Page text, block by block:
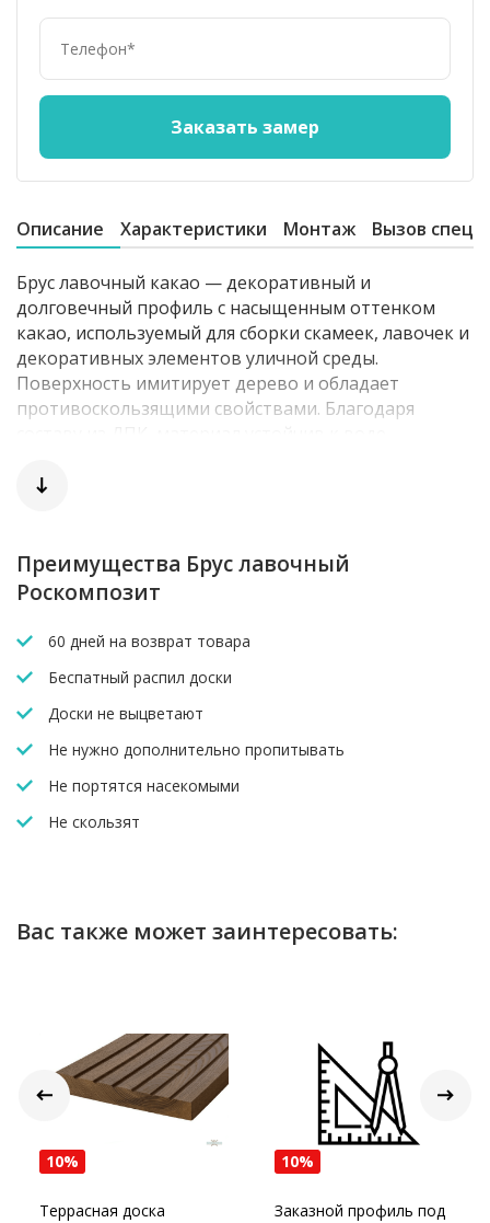
Описание Характеристики Монтаж Вызов
Брус лавочный какао — декоративный и
долговечный профиль с насыщенным оттенком
какао, используемый для сборки скамеек, лавочек и
декоративных элементов уличной среды.
Поверхность имитирует дерево и обладает
противоскользящими свойствами. Благодаря
использования на открытом воздухе — в садах, на
Преимущества Брус лавочный
Роскомпозит
60 дней на возврат товара
Беспатный распил доски
Доски не выцветают
Не нужно дополнительно пропитывать
Не портятся насекомыми
Не скользят
Вас также может заинтересовать:
10%
Террасная доска
10%
Заказной профиль под